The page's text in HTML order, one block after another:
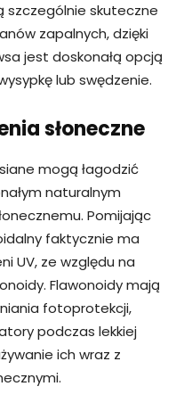
szczególnie skuteczne
zapalnych, dzięki
jest doskonałą opcją
lub swędzenie.
słoneczne
mogą łagodzić
naturalnym
Pomijając
faktycznie ma
UV, ze względu na
Flawonoidy mają
fotoprotekcji,
podczas lekkiej
ich wraz z